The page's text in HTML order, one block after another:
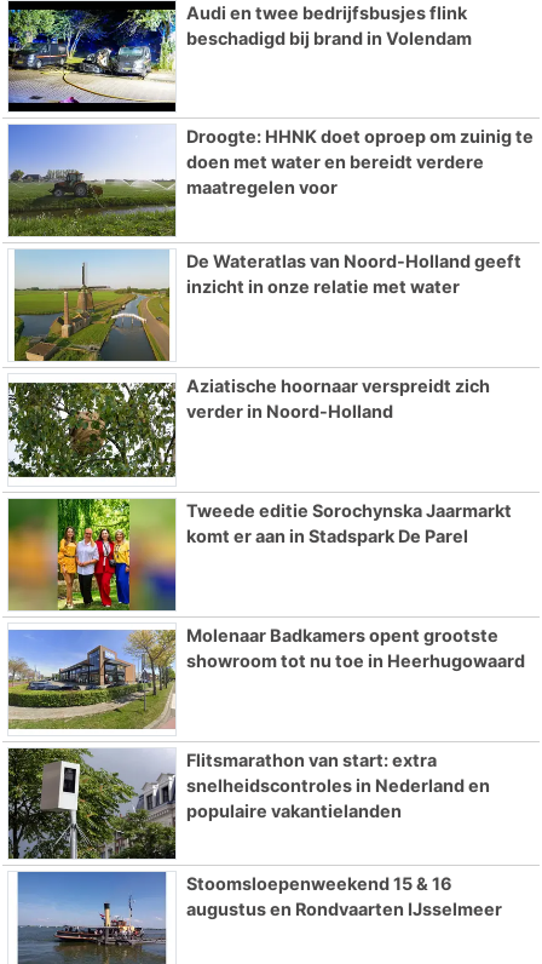
Audi en twee bedrijfsbusjes flink
beschadigd bij brand in Volendam
Droogte: HHNK doet oproep om zuinig te
doen met water en bereidt verdere
maatregelen voor
De Wateratlas van Noord-Holland geeft
inzicht in onze relatie met water
Aziatische hoornaar verspreidt zich
verder in Noord-Holland
Tweede editie Sorochynska Jaarmarkt
komt er aan in Stadspark De Parel
Molenaar Badkamers opent grootste
showroom tot nu toe in Heerhugowaard
Flitsmarathon van start: extra
snelheidscontroles in Nederland en
populaire vakantielanden
Stoomsloepenweekend 15 & 16
augustus en Rondvaarten IJsselmeer